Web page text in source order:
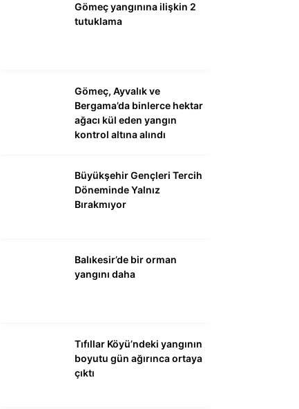
Youtube
Gömeç yangınına ilişkin 2
tutuklama
Gömeç, Ayvalık ve
Bergama’da binlerce hektar
ağacı kül eden yangın
kontrol altına alındı
Büyükşehir Gençleri Tercih
Döneminde Yalnız
Bırakmıyor
Balıkesir’de bir orman
yangını daha
Tıfıllar Köyü’ndeki yangının
boyutu gün ağırınca ortaya
çıktı